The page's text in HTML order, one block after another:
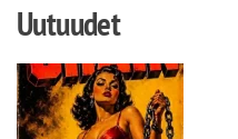
Uutuudet